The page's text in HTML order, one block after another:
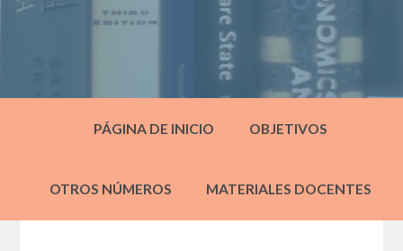
PÁGINA DE INICIO OBJETIVOS
OTROS NÚMEROS MATERIALES DOCENTES